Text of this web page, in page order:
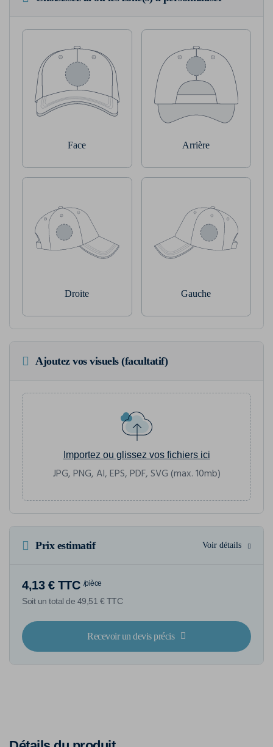
Face Arrière
Droite Gauche
Ajoutez vos visuels (facultatif)
Importez ou glissez vos fichiers ici
JPG, PNG, AI, EPS, PDF, SVG (max. 10mb)
Prix estimatif Voir détails
4,13 € TTC /pièce
Soit un total de 49,51 € TTC
Recevoir un devis précis